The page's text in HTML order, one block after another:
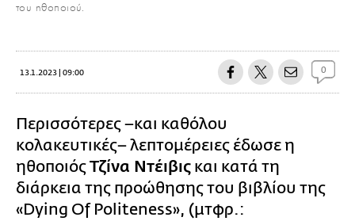
του ηθοποιού.
13.1.2023 | 09:00 0
Περισσότερες –και καθόλου
κολακευτικές– λεπτομέρειες έδωσε η
ηθοποιόςΤζίνα Ντέιβις και κατά τη
διάρκεια της προώθησης του βιβλίου της
«Dying Of Politeness», (μτφρ.: